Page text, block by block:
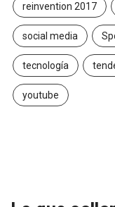
reinvention 2017
social media
tecnología
youtube